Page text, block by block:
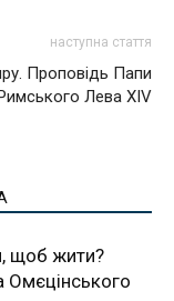
наступна стаття
Проповідь Папи
Лева XIV
щоб жити?
Омєцінського